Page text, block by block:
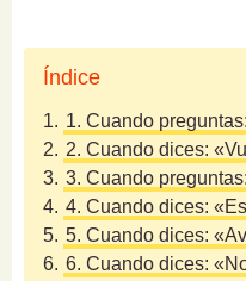
Índice
1. 1. Cuando
2. 2. Cuando dices:
3. 3. Cuando
4. 4. Cuando dices:
5. 5. Cuando dices:
6. 6. Cuando dices: